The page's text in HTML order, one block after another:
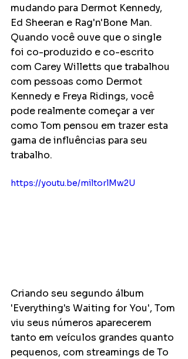
mudando para Dermot Kennedy,
Ed Sheeran e Rag'n'Bone Man.
Quando você ouve que o single
foi co-produzido e co-escrito
com Carey Willetts que trabalhou
com pessoas como Dermot
Kennedy e Freya Ridings, você
pode realmente começar a ver
como Tom pensou em trazer esta
gama de influências para seu
trabalho.
https://youtu.be/miltorlMw2U
Criando seu segundo álbum
'Everything's Waiting for You', Tom
viu seus números aparecerem
tanto em veículos grandes quanto
pequenos, com streamings de To